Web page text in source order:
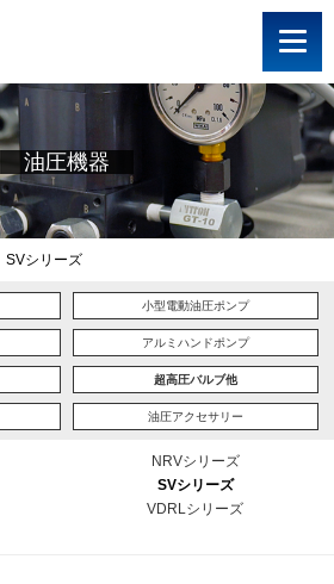
油圧機器
SVシリーズ
小型電動油圧ポンプ
アルミハンドポンプ
超高圧バルブ他
油圧アクセサリー
NRVシリーズ
SVシリーズ
VDRLシリーズ